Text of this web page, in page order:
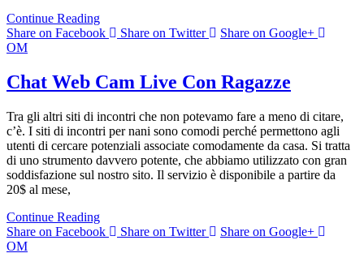
Continue Reading
Share on Facebook
Share on Twitter
Share on Google+
OM
Chat Web Cam Live Con Ragazze
Tra gli altri siti di incontri che non potevamo fare a meno di citare,
c’è. I siti di incontri per nani sono comodi perché permettono agli
utenti di cercare potenziali associate comodamente da casa. Si tratta
di uno strumento davvero potente, che abbiamo utilizzato con gran
soddisfazione sul nostro sito. Il servizio è disponibile a partire da
20$ al mese,
Continue Reading
Share on Facebook
Share on Twitter
Share on Google+
OM